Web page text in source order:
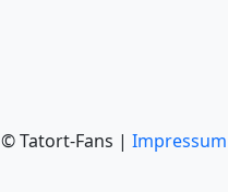
© Tatort-Fans | Impressum